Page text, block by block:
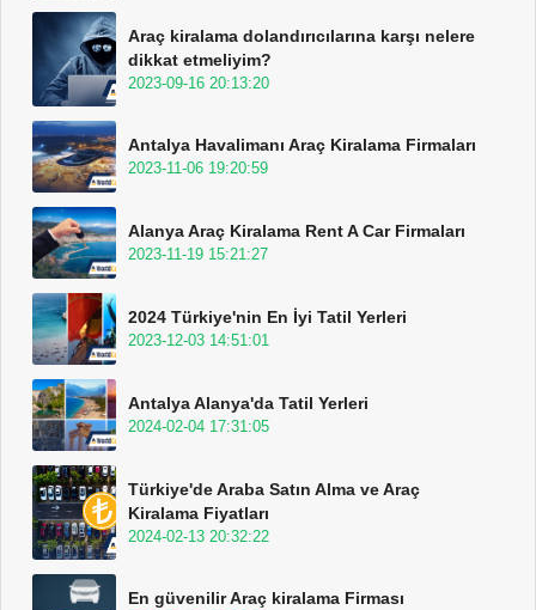
Araç kiralama dolandırıcılarına karşı nelere
dikkat etmeliyim?
2023-09-16 20:13:20
Antalya Havalimanı Araç Kiralama Firmaları
2023-11-06 19:20:59
Alanya Araç Kiralama Rent A Car Firmaları
2023-11-19 15:21:27
2024 Türkiye'nin En İyi Tatil Yerleri
2023-12-03 14:51:01
Antalya Alanya'da Tatil Yerleri
2024-02-04 17:31:05
Türkiye'de Araba Satın Alma ve Araç
Kiralama Fiyatları
2024-02-13 20:32:22
En güvenilir Araç kiralama Firması